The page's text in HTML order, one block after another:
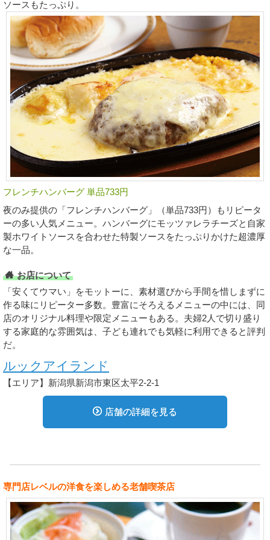
ソースもたっぷり。
フレンチハンバーグ 単品733円
夜のみ提供の「フレンチハンバーグ」（単品733円）もリピータ
ーの多い人気メニュー。ハンバーグにモッツァレラチーズと自家
製ホワイトソースを合わせた特製ソースをたっぷりかけた超濃厚
な一品。
お店について
「安くてウマい」をモットーに、素材選びから手間を惜しまずに
作る味にリピーター多数。豊富にそろえるメニューの中には、同
店のオリジナル料理や限定メニューもある。夫婦2人で切り盛り
する家庭的な雰囲気は、子ども連れでも気軽に利用できると評判
だ。
ルックアイランド
【エリア】新潟県新潟市東区太平2-2-1
店舗の詳細を見る
専門店レベルの洋食を楽しめる老舗喫茶店